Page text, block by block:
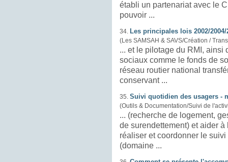
établi un partenariat avec le
pouvoir ...
34. Les principales lois 2002/
(Les SAMSAH & SAVS/Création /
... et le pilotage du RMI, ainsi que la
sociaux comme le fonds de
réseau routier national transféré aux
conservant ...
35. Suivi quotidien des usagers -
(Outils & Documentation/Suivi de
... (recherche de logement,
de surendettement) et aider à
réaliser et coordonner le
(domaine ...